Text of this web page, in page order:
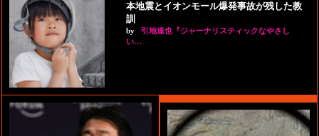
本地震とイオンモール爆発事故が残した教
訓
by
引地達也『ジャーナリスティックなやさし
い…